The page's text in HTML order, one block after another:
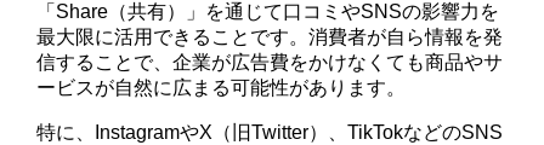
「Share（共有）」を通じて口コミやSNSの影響力を
最大限に活用できることです。消費者が自ら情報を発
信することで、企業が広告費をかけなくても商品やサ
ービスが自然に広まる可能性があります。
特に、InstagramやX（旧Twitter）、TikTokなどのSNS